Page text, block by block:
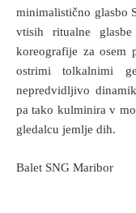
minimalistično glasbo
vtisih ritualne
koreografije za osem
ostrimi tolkalnimi
nepredvidljivo
pa tako kulminira v
gledalcu jemlje dih.
Balet SNG Maribor